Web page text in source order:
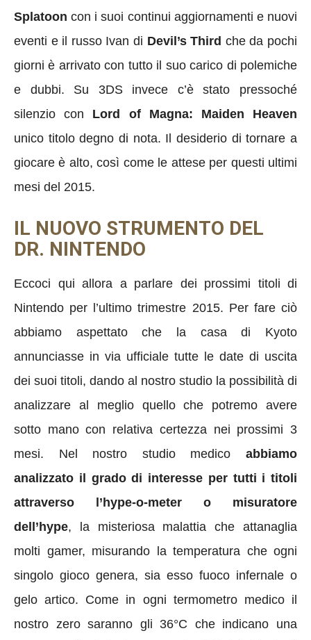
Splatooncon i suoi continui aggiornamenti e nuovi
eventi e il russo Ivan di Devil’s Third che da pochi
giorni è arrivato con tutto il suo carico di polemiche
e dubbi. Su 3DS invece c’è stato pressoché
silenzio con Lord of Magna: Maiden Heaven
unico titolo degno di nota. Il desiderio di tornare a
giocare è alto, così come le attese per questi ultimi
mesi del 2015.
IL NUOVO STRUMENTO DEL
DR. NINTENDO
Eccoci qui allora a parlare dei prossimi titoli di
Nintendo per l’ultimo trimestre 2015. Per fare ciò
abbiamo aspettato che la casa di Kyoto
annunciasse in via ufficiale tutte le date di uscita
dei suoi titoli, dando al nostro studio la possibilità di
analizzare al meglio quello che potremo avere
sotto mano con relativa certezza nei prossimi 3
mesi. Nel nostro studio medico abbiamo
analizzato il grado di interesse per tutti i titoli
attraverso l’hype-o-meter o misuratore
dell’hype, la misteriosa malattia che attanaglia
molti gamer, misurando la temperatura che ogni
singolo gioco genera, sia esso fuoco infernale o
gelo artico. Come in ogni termometro medico il
nostro zero saranno gli 36°C che indicano una